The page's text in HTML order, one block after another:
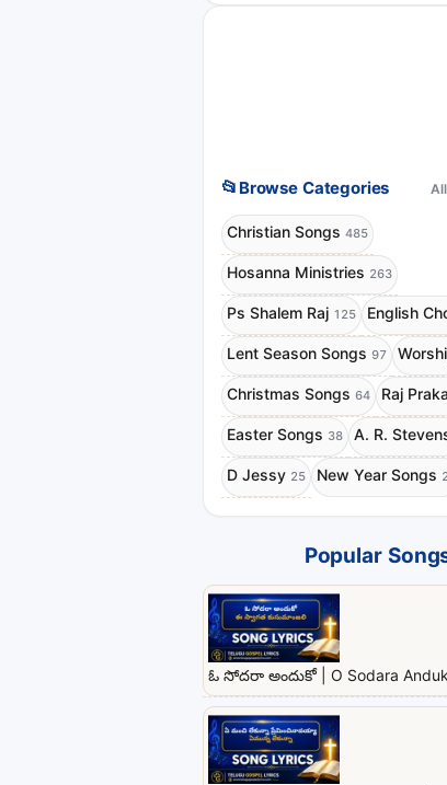
📂 Browse Categories
Christian Songs 485
Hosanna Ministries 263
Ps Shalem Raj 125 English
Lent Season Songs 97
Christmas Songs 64 Raj
Easter Songs 38 A. R.
D Jessy 25 New Year Songs
Popular
ఓ సోదరా అందుకో | O Sodara